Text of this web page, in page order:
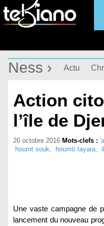
Ness › Actu
Action
l’île de
26 octobre 2016 Mots-clefs :
houmt souk, houmti tayara,
Une vaste campagne de
lancement du nouveau